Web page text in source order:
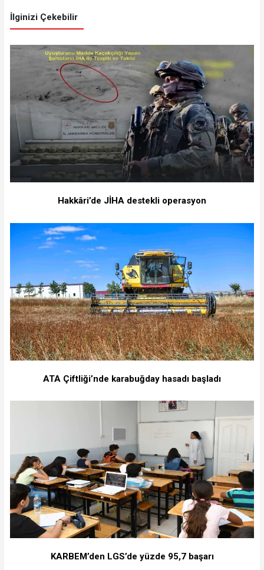
İlginizi Çekebilir
Hakkâri’de JİHA destekli operasyon
ATA Çiftliği’nde karabuğday hasadı başladı
KARBEM’den LGS’de yüzde 95,7 başarı